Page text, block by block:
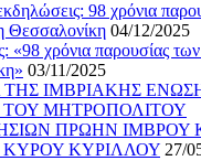
98 χρόνια
Θεσσαλονίκη 04/12/2025
«98 χρόνια παρουσίας
03/11/2025
ΙΜΒΡΙΑΚΗΣ
ΜΗΤΡΟΠΟΛΙΤΟΥ
ΠΡΩΗΝ ΙΜΒΡΟΥ
ΚΥΡΙΛΛΟΥ 27/